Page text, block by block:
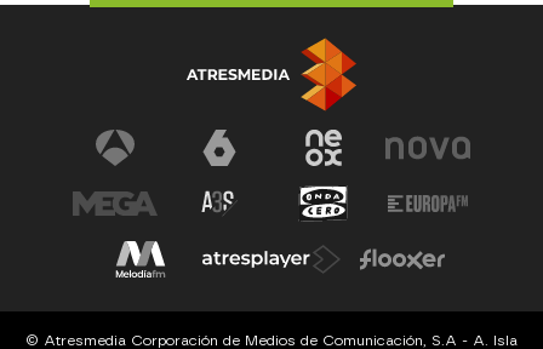
© Atresmedia Corporación de Medios de Comunicación, S.A - A. Isla